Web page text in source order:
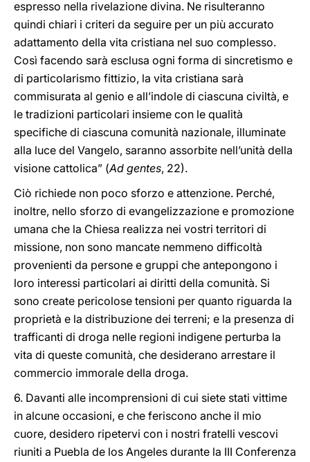
espresso nella rivelazione divina. Ne risulteranno
quindi chiari i criteri da seguire per un più accurato
adattamento della vita cristiana nel suo complesso.
Così facendo sarà esclusa ogni forma di sincretismo e
di particolarismo fittizio, la vita cristiana sarà
commisurata al genio e all’indole di ciascuna civiltà, e
le tradizioni particolari insieme con le qualità
specifiche di ciascuna comunità nazionale, illuminate
alla luce del Vangelo, saranno assorbite nell’unità della
visione cattolica” (Ad gentes, 22).
Ciò richiede non poco sforzo e attenzione. Perché,
inoltre, nello sforzo di evangelizzazione e promozione
umana che la Chiesa realizza nei vostri territori di
missione, non sono mancate nemmeno difficoltà
provenienti da persone e gruppi che antepongono i
loro interessi particolari ai diritti della comunità. Si
sono create pericolose tensioni per quanto riguarda la
proprietà e la distribuzione dei terreni; e la presenza di
trafficanti di droga nelle regioni indigene perturba la
vita di queste comunità, che desiderano arrestare il
commercio immorale della droga.
6. Davanti alle incomprensioni di cui siete stati vittime
in alcune occasioni, e che feriscono anche il mio
cuore, desidero ripetervi con i nostri fratelli vescovi
riuniti a Puebla de los Angeles durante la III Conferenza